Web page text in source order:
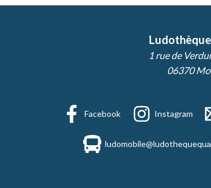
1 rue de
06370
Facebook Instagram